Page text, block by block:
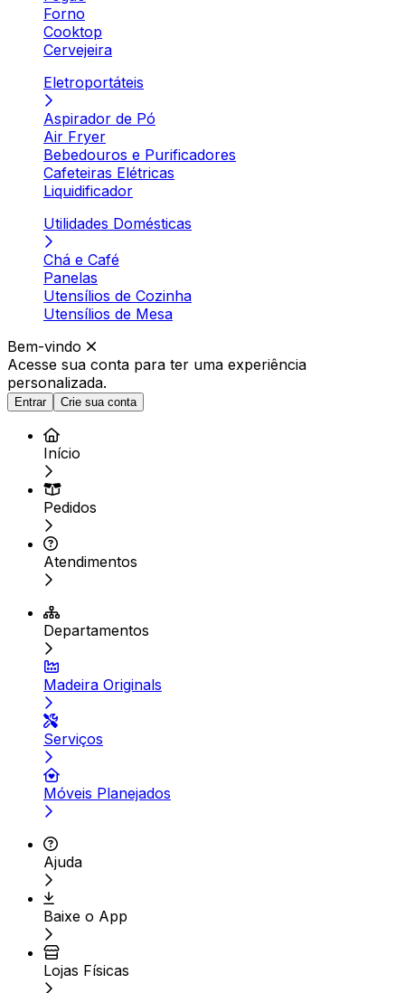
Forno
Cooktop
Cervejeira
Eletroportáteis
Aspirador de Pó
Air Fryer
Bebedouros e Purificadores
Cafeteiras Elétricas
Liquidificador
Utilidades Domésticas
Chá e Café
Panelas
Utensílios de Cozinha
Utensílios de Mesa
Bem-vindo
Acesse sua conta para ter uma experiência
personalizada.
Entrar Crie sua conta
Início
Pedidos
Atendimentos
Departamentos
Madeira Originals
Serviços
Móveis Planejados
Ajuda
Baixe o App
Lojas Físicas